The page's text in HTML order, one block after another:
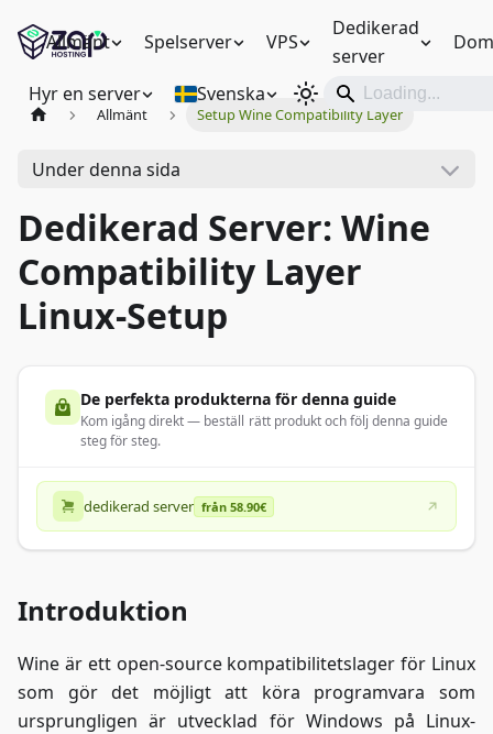
Allmänt Spelserver VPS
Dedikerad
server
Hyr en server Svenska
Allmänt Setup Wine Compatibility Layer
Under denna sida
Dedikerad Server: Wine
Compatibility Layer
Linux-Setup
De perfekta produkterna för denna guide
Kom igång direkt — beställ rätt produkt och följ denna guide
steg för steg.
dedikerad server från 58.90€
Introduktion
Wine är ett open-source kompatibilitetslager för Linux
som gör det möjligt att köra programvara som
ursprungligen är utvecklad för Windows på Linux-